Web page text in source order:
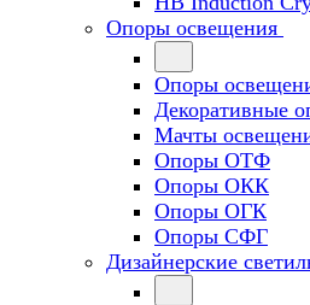
Опоры освещения
Опоры
Декоративные
Мачты
Опоры ОТФ
Опоры ОКК
Опоры ОГК
Опоры СФГ
Дизайнерские